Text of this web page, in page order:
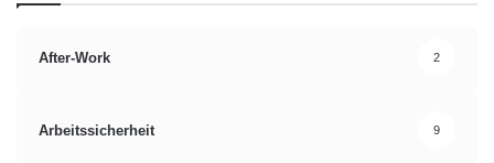
After-Work 2
Arbeitssicherheit 9